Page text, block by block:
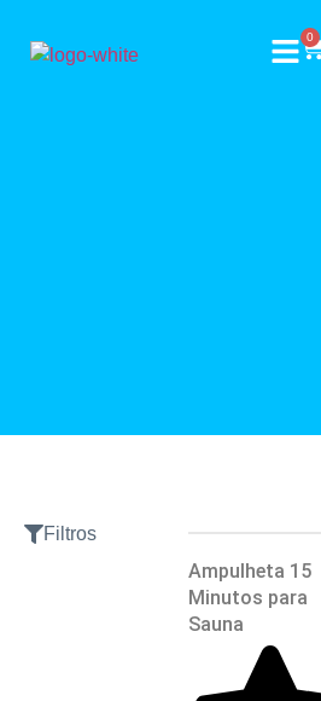
0
Filtros
Ampulheta 15
Minutos para
Sauna